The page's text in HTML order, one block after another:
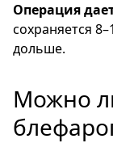
Операция
сохраняется
дольше.
Можно